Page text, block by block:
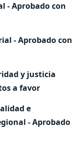
- Aprobado con
- Aprobado con
y justicia
a favor
e
- Aprobado